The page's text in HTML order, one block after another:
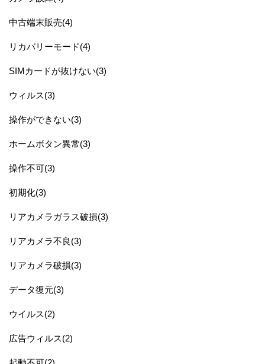
中古端末販売(4)
リカバリーモード(4)
SIMカードが抜けない(3)
ウィルス(3)
操作ができない(3)
ホームボタン異常(3)
操作不可(3)
初期化(3)
リアカメラガラス破損(3)
リアカメラ不良(3)
リアカメラ破損(3)
データ復元(3)
ウイルス(2)
広告ウィルス(2)